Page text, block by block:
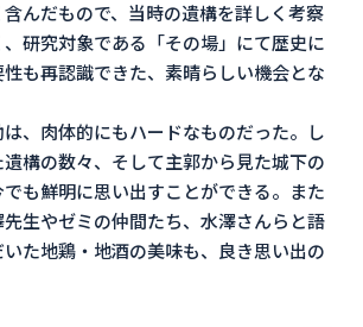
んだもので、当時の遺構を詳しく考察
、研究対象である「その場」にて歴史に
も再認識できた、素晴らしい機会とな
、肉体的にもハードなものだった。し
構の数々、そして主郭から見た城下の
も鮮明に思い出すことができる。また
生やゼミの仲間たち、水澤さんらと語
た地鶏・地酒の美味も、良き思い出の